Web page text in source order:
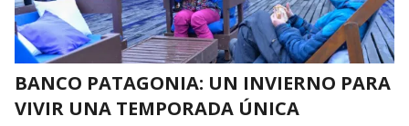
BANCO PATAGONIA: UN INVIERNO PARA
VIVIR UNA TEMPORADA ÚNICA